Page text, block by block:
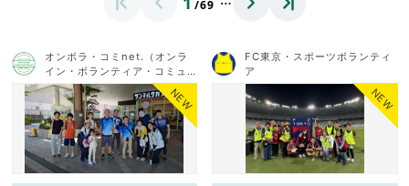
/69
オンボラ・コミnet.（オンラ
イン・ボランティア・コミュ
ニケーション・ネットワー
ク）
NEW
FC東京・スポーツボランティ
ア
NEW